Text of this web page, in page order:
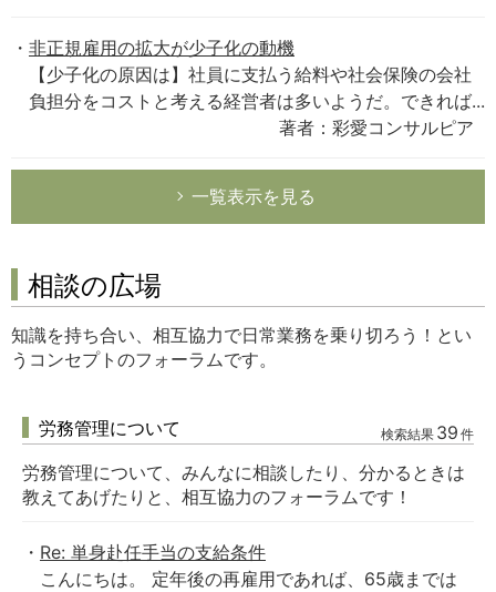
非正規雇用の拡大が少子化の動機
【少子化の原因は】社員に支払う給料や社会保険の会社
負担分をコストと考える経営者は多いようだ。できれば...
著者：彩愛コンサルピア
一覧表示を見る
相談の広場
知識を持ち合い、相互協力で日常業務を乗り切ろう！とい
うコンセプトのフォーラムです。
労務管理について 検索結果 39 件
労務管理について、みんなに相談したり、分かるときは
教えてあげたりと、相互協力のフォーラムです！
Re: 単身赴任手当の支給条件
こんにちは。 定年後の再雇用であれば、65歳までは